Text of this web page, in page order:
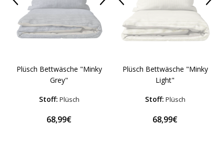
Plüsch Bettwäsche "Minky
Grey"
Stoff: Plüsch
68,99€
Plüsch Bettwäsche "Minky
Light"
Stoff: Plüsch
68,99€